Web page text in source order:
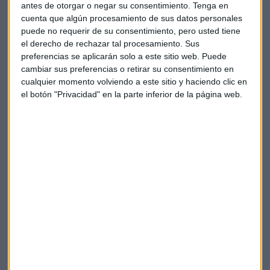
antes de otorgar o negar su consentimiento. Tenga en
cuenta que algún procesamiento de sus datos personales
puede no requerir de su consentimiento, pero usted tiene
el derecho de rechazar tal procesamiento. Sus
preferencias se aplicarán solo a este sitio web. Puede
cambiar sus preferencias o retirar su consentimiento en
cualquier momento volviendo a este sitio y haciendo clic en
el botón "Privacidad" en la parte inferior de la página web.
Reparto de mercados
La nueva estructura operativa está diseñada para ceder el
liderazgo en cada región a una de sus marcas, que, a su vez,
también será la referencia en cada familia de modelos, "las
otras seguirán la senda marcada", señala el portavoz de la